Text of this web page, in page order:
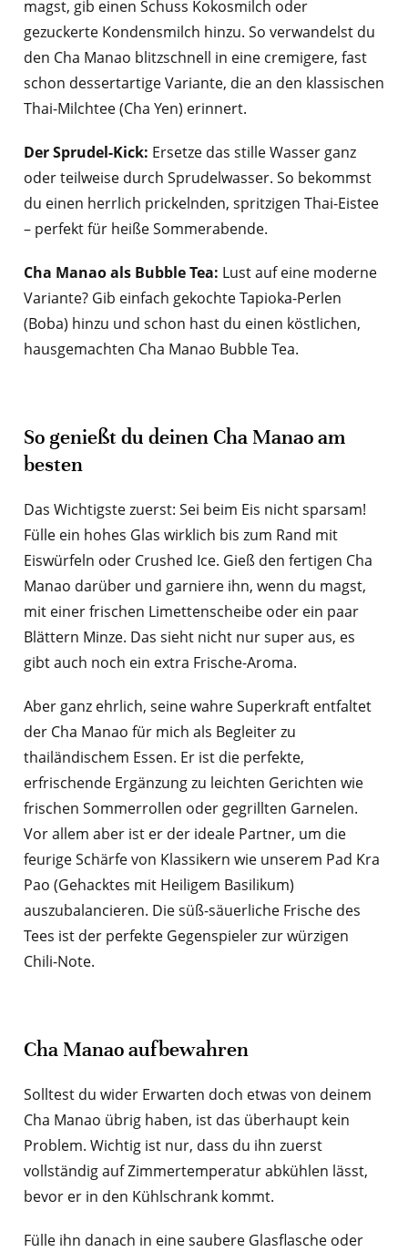
magst, gib einen Schuss Kokosmilch oder
gezuckerte Kondensmilch hinzu. So verwandelst du
den Cha Manao blitzschnell in eine cremigere, fast
schon dessertartige Variante, die an den klassischen
Thai-Milchtee (Cha Yen) erinnert.
Der Sprudel-Kick: Ersetze das stille Wasser ganz
oder teilweise durch Sprudelwasser. So bekommst
du einen herrlich prickelnden, spritzigen Thai-Eistee
– perfekt für heiße Sommerabende.
Cha Manao als Bubble Tea: Lust auf eine moderne
Variante? Gib einfach gekochte Tapioka-Perlen
(Boba) hinzu und schon hast du einen köstlichen,
hausgemachten Cha Manao Bubble Tea.
So genießt du deinen Cha Manao am
besten
Das Wichtigste zuerst: Sei beim Eis nicht sparsam!
Fülle ein hohes Glas wirklich bis zum Rand mit
Eiswürfeln oder Crushed Ice. Gieß den fertigen Cha
Manao darüber und garniere ihn, wenn du magst,
mit einer frischen Limettenscheibe oder ein paar
Blättern Minze. Das sieht nicht nur super aus, es
gibt auch noch ein extra Frische-Aroma.
Aber ganz ehrlich, seine wahre Superkraft entfaltet
der Cha Manao für mich als Begleiter zu
thailändischem Essen. Er ist die perfekte,
erfrischende Ergänzung zu leichten Gerichten wie
frischen Sommerrollen oder gegrillten Garnelen.
Vor allem aber ist er der ideale Partner, um die
feurige Schärfe von Klassikern wie unserem Pad Kra
Pao (Gehacktes mit Heiligem Basilikum)
auszubalancieren. Die süß-säuerliche Frische des
Tees ist der perfekte Gegenspieler zur würzigen
Chili-Note.
Cha Manao aufbewahren
Solltest du wider Erwarten doch etwas von deinem
Cha Manao übrig haben, ist das überhaupt kein
Problem. Wichtig ist nur, dass du ihn zuerst
vollständig auf Zimmertemperatur abkühlen lässt,
bevor er in den Kühlschrank kommt.
Fülle ihn danach in eine saubere Glasflasche oder